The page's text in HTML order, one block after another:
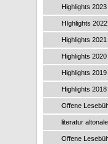
Highlights 2023
HIghlights 2022
Highlights 2021
Highlights 2020
Highlights 2019
Highlights 2018
Offene
literatur
Offene